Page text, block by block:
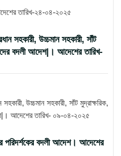
তারিখ-২৪-০৪-২০২৫
সহকারী, উচ্চমান সহকারী, সাঁট
বদলী আদেশ|। আদেশের তারিখ-
উচ্চমান সহকারী, সাঁট মুদ্রাক্ষরিক,
আদেশের তারিখ- ০৯-০৪-২০২৫
পরিদর্শকের বদলী আদেশ। আদেশের